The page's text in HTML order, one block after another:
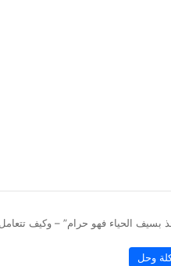
بسيف الحياء فهو حرام” – وكيف
وحل